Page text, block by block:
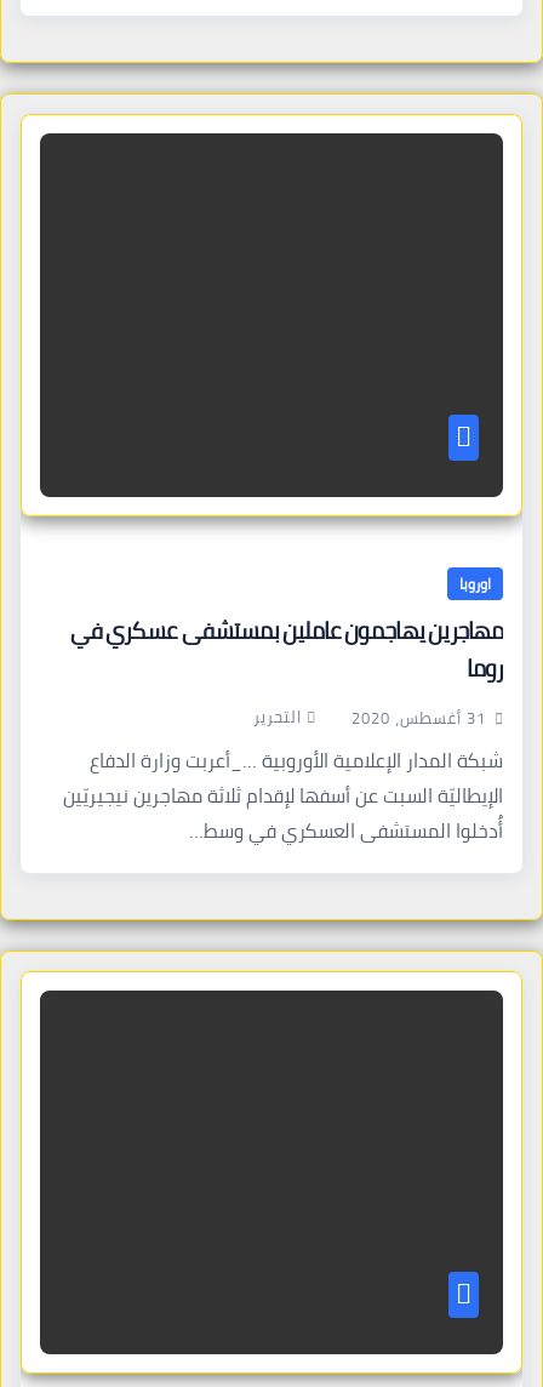
اوروبا
مهاجرين يهاجمون عاملين بمستشفى عسكري في
روما
31 أغسطس، 2020 التحرير
شبكة المدار الإعلامية الأوروبية …_أعربت وزارة الدفاع
الإيطاليّة السبت عن أسفها لإقدام ثلاثة مهاجرين نيجيريّين
أُدخلوا المستشفى العسكري في وسط…